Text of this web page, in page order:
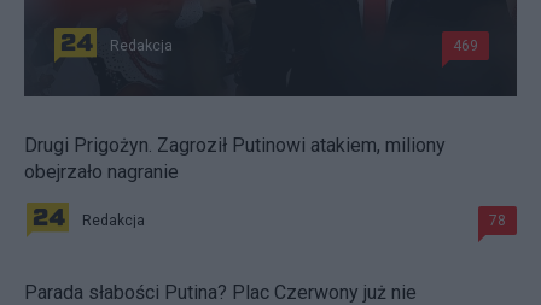
Redakcja 469
Drugi Prigożyn. Zagroził Putinowi atakiem, miliony
obejrzało nagranie
Redakcja 78
Parada słabości Putina? Plac Czerwony już nie